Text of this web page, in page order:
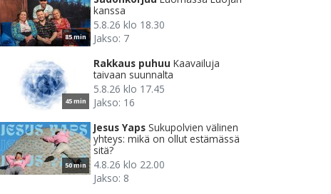
85 min
kanssa
5.8.26 klo 18.30
Jakso: 7
45 min
Rakkaus puhuu Kaavailuja
taivaan suunnalta
5.8.26 klo 17.45
Jakso: 16
50 min
Jesus Yaps Sukupolvien välinen
yhteys: mikä on ollut estämässä
sitä?
4.8.26 klo 22.00
Jakso: 8